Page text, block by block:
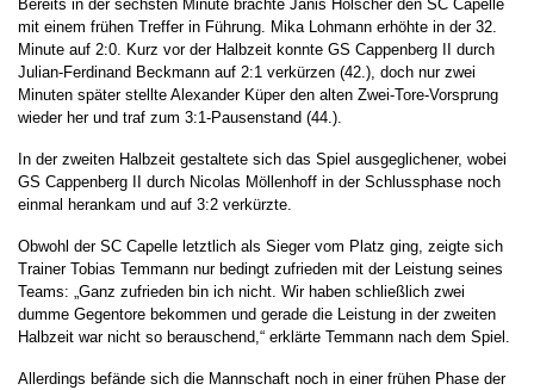
Bereits in der sechsten Minute brachte Janis Hölscher den SC Capelle
mit einem frühen Treffer in Führung. Mika Lohmann erhöhte in der 32.
Minute auf 2:0. Kurz vor der Halbzeit konnte GS Cappenberg II durch
Julian-Ferdinand Beckmann auf 2:1 verkürzen (42.), doch nur zwei
Minuten später stellte Alexander Küper den alten Zwei-Tore-Vorsprung
wieder her und traf zum 3:1-Pausenstand (44.).
In der zweiten Halbzeit gestaltete sich das Spiel ausgeglichener, wobei
GS Cappenberg II durch Nicolas Möllenhoff in der Schlussphase noch
einmal herankam und auf 3:2 verkürzte.
Obwohl der SC Capelle letztlich als Sieger vom Platz ging, zeigte sich
Trainer Tobias Temmann nur bedingt zufrieden mit der Leistung seines
Teams: „Ganz zufrieden bin ich nicht. Wir haben schließlich zwei
dumme Gegentore bekommen und gerade die Leistung in der zweiten
Halbzeit war nicht so berauschend,“ erklärte Temmann nach dem Spiel.
Allerdings befände sich die Mannschaft noch in einer frühen Phase der